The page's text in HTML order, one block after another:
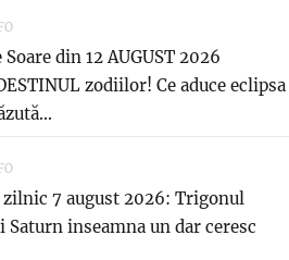
din 12 AUGUST 2026
zodiilor! Ce aduce eclipsa
zilnic 7 august 2026: Trigonul
Saturn inseamna un dar ceresc